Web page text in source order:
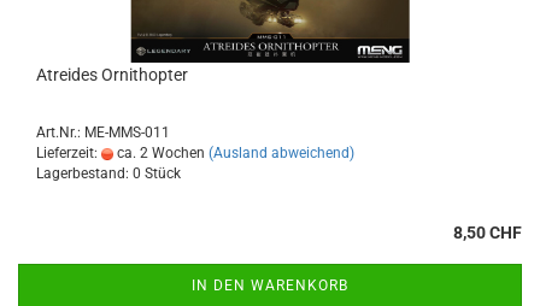
Atreides Ornithopter
Art.Nr.: ME-MMS-011
Lieferzeit:
ca. 2 Wochen (Ausland abweichend)
Lagerbestand: 0 Stück
8,50 CHF
IN DEN WARENKORB